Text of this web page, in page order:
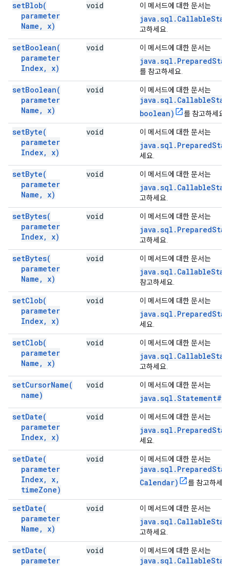
setBlob(
parameter
Name , x)
void 이 메서드에 대한 문서는
고하세요.
setBoolean(
parameter
Index, x)
void 이 메서드에 대한 문서는
를 참고하세요.
setBoolean(
parameter
Name , x)
void 이 메서드에 대한 문서는
boolean)
를 참고하세요.
setByte(
parameter
Index, x)
void 이 메서드에 대한 문서는
세요.
setByte(
parameter
Name , x)
void 이 메서드에 대한 문서는
고하세요.
setBytes(
parameter
Index, x)
void 이 메서드에 대한 문서는
고하세요.
setBytes(
parameter
Name , x)
void 이 메서드에 대한 문서는
참고하세요.
setClob(
parameter
Index, x)
void 이 메서드에 대한 문서는
세요.
setClob(
parameter
Name , x)
void 이 메서드에 대한 문서는
고하세요.
setCursorName(
name)
void 이 메서드에 대한 문서는
setDate(
parameter
Index, x)
void 이 메서드에 대한 문서는
세요.
setDate(
parameter
Index, x,
timeZone)
void 이 메서드에 대한 문서는
Calendar)
를 참고하세
setDate(
parameter
Name , x)
void 이 메서드에 대한 문서는
고하세요.
setDate(
parameter
void 이 메서드에 대한 문서는